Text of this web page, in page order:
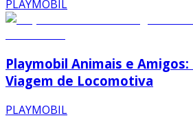
Playmobil Animais e
Viagem de Locomotiva
PLAYMOBIL